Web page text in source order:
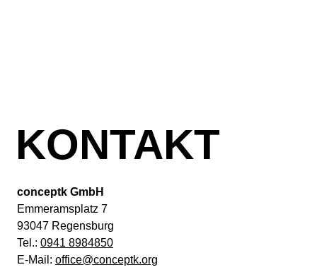
KONTAKT
conceptk GmbH
Emmeramsplatz 7
93047 Regensburg
Tel.: 0941 8984850
E-Mail: office@conceptk.org